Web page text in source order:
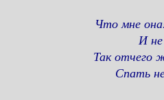
Что мне
И
Так отчего
Спать